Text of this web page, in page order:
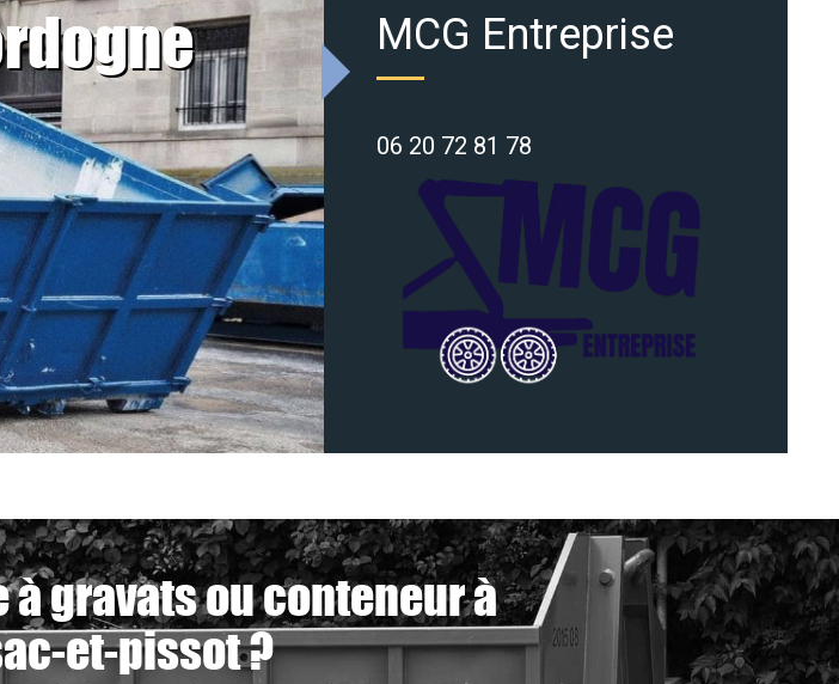
MCG Entreprise
06 20 72 81 78
gravats ou conteneur à
et-pissot ?